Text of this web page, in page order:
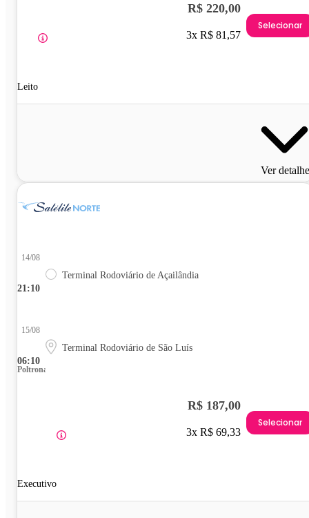
Leito
R$ 220,00
3x R$ 81,57
Selecionar
Ver
21:10
14/08
Terminal Rodoviário de Açailândia
06:10
15/08
Terminal Rodoviário de São Luís
Poltrona
Executivo
R$ 187,00
3x R$ 69,33
Selecionar